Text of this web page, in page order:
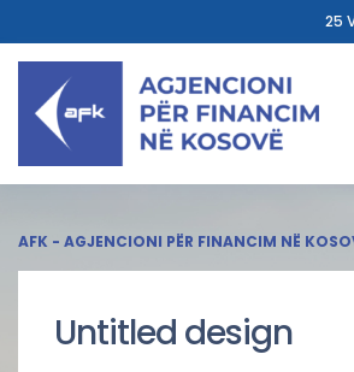
25
AFK - AGJENCIONI PËR FINANCIM NË
Untitled design